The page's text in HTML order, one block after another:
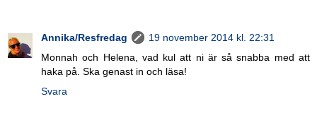
Annika/Resfredag
19 november 2014 kl. 22:31
Monnah och Helena, vad kul att ni är så snabba med att
haka på. Ska genast in och läsa!
Svara